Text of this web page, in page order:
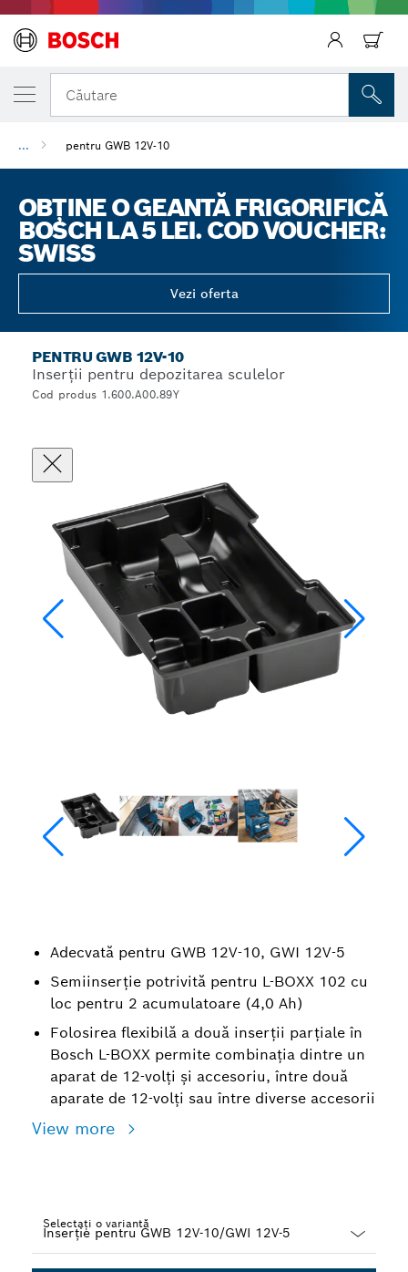
Căutare
... pentru GWB 12V-10
OBȚINE O GEANTĂ FRIGORIFICĂ
BOSCH LA 5 LEI. COD VOUCHER:
SWISS
Vezi oferta
PENTRU GWB 12V-10
Inserţii pentru depozitarea sculelor
Cod produs 1.600.A00.89Y
Adecvată pentru GWB 12V-10, GWI 12V-5
Semiinserţie potrivită pentru L-BOXX 102 cu
loc pentru 2 acumulatoare (4,0 Ah)
Folosirea flexibilă a două inserţii parţiale în
Bosch L-BOXX permite combinaţia dintre un
aparat de 12-volţi şi accesoriu, între două
aparate de 12-volţi sau între diverse accesorii
View more
Selectați o variantă